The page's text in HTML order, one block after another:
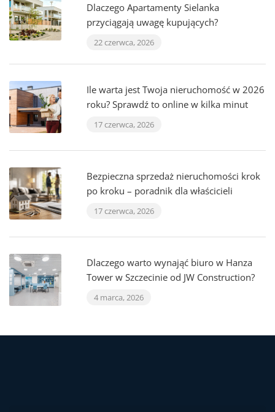
Dlaczego Apartamenty Sielanka
przyciągają uwagę kupujących?
22 czerwca, 2026
Ile warta jest Twoja nieruchomość w 2026
roku? Sprawdź to online w kilka minut
17 czerwca, 2026
Bezpieczna sprzedaż nieruchomości krok
po kroku – poradnik dla właścicieli
17 czerwca, 2026
Dlaczego warto wynająć biuro w Hanza
Tower w Szczecinie od JW Construction?
4 marca, 2026